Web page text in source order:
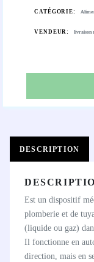
CATÉGORIE:
VENDEUR: livraison
DESCRIPTION
Est un dispositif
plomberie et de
(liquide ou gaz)
Il fonctionne en
direction, mais en